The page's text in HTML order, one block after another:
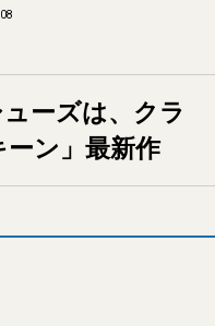
ーズは、クラ
ン」最新作